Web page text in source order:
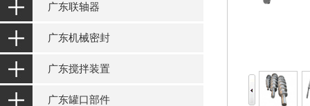
广东联轴器
广东机械密封
广东搅拌装置
广东罐口部件